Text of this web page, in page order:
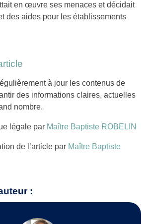
en œuvre ses menaces et décidait
des aides pour les établissements
à jour les contenus de
des informations claires, actuelles
nombre.
légale par Maître Baptiste ROBELIN
de l’article par Maître Baptiste
: